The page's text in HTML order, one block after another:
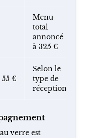
Menu
total
annoncé
à 325 €
€
Selon le
type de
réception
verre est